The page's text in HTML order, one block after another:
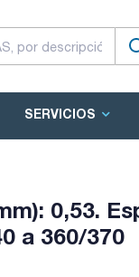
SERVICIOS
0,53.
a 360/370